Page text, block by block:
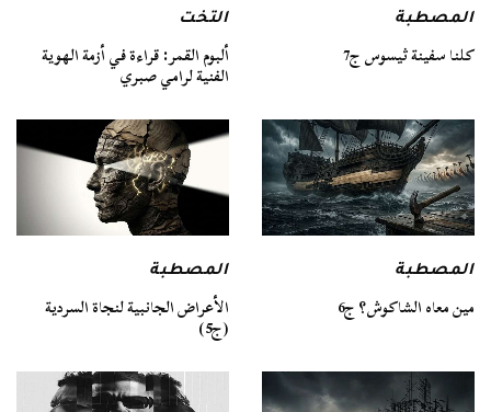
المصطبة
كلنا سفينة ثيسوس ج7
التخت
ألبوم القمر: قراءة في أزمة الهوية
الفنية لرامي صبري
المصطبة
مين معاه الشاكوش؟ ج6
المصطبة
الأعراض الجانبية لنجاة السردية
(ج5)